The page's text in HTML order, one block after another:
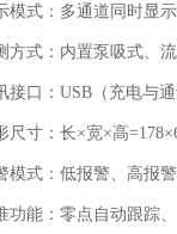
模式：多通道同时显
方式：内置泵吸式、
接口： USB （充电与
尺寸：长×宽×高=178×
模式：低报警、高报
功能：零点自动跟踪